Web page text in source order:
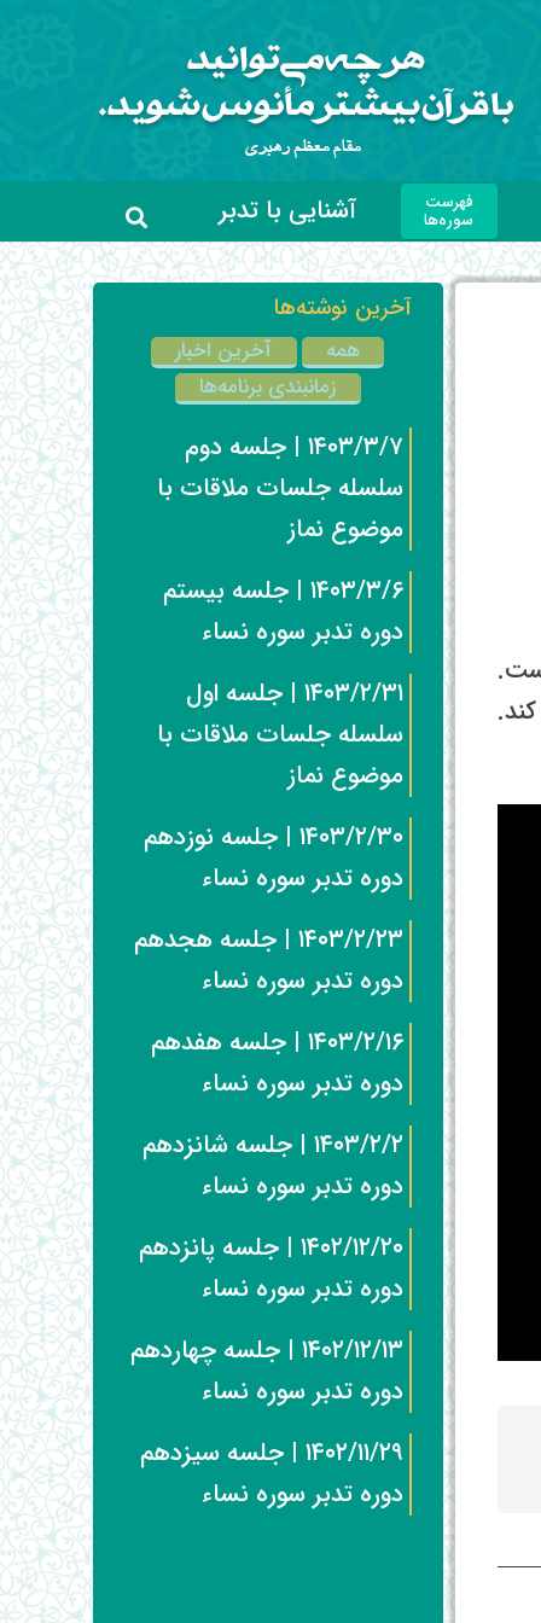
فهرست
سوره‌ها آشنایی با تدبر
می کند.
آخرین نوشته‌ها
همه
آخرین اخبار
زمانبندی برنامه‌ها
۱۴۰۳/۳/۷ | جلسه دوم
سلسله جلسات ملاقات با
موضوع نماز
۱۴۰۳/۳/۶ | جلسه بیستم
دوره تدبر سوره نساء
۱۴۰۳/۲/۳۱ | جلسه اول
سلسله جلسات ملاقات با
موضوع نماز
۱۴۰۳/۲/۳۰ | جلسه نوزدهم
دوره تدبر سوره نساء
۱۴۰۳/۲/۲۳ | جلسه هجدهم
دوره تدبر سوره نساء
۱۴۰۳/۲/۱۶ | جلسه هفدهم
دوره تدبر سوره نساء
۱۴۰۳/۲/۲ | جلسه شانزدهم
دوره تدبر سوره نساء
۱۴۰۲/۱۲/۲۰ | جلسه پانزدهم
دوره تدبر سوره نساء
۱۴۰۲/۱۲/۱۳ | جلسه چهاردهم
دوره تدبر سوره نساء
۱۴۰۲/۱۱/۲۹ | جلسه سیزدهم
دوره تدبر سوره نساء